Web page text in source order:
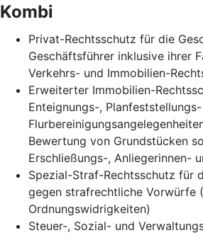
Kombi
Privat-Rechtsschutz für die
Geschäftsführer inklusive ihrer
Verkehrs- und Immobilien-
Erweiterter Immobilien-
Enteignungs-,
Bewertung von Grundstücken
Erschließungs-, Anliegerinnen-
Spezial-Straf-Rechtsschutz für
gegen strafrechtliche Vorwürfe
Ordnungswidrigkeiten)
Steuer-, Sozial- und